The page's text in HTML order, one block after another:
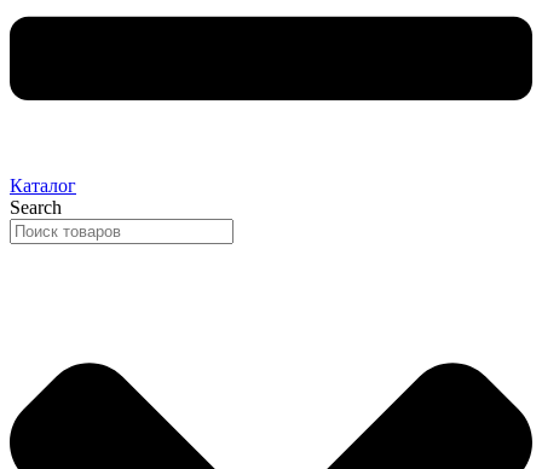
Каталог
Search